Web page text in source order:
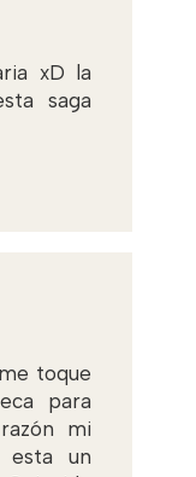
xD la
saga
toque
para
mi
esta un